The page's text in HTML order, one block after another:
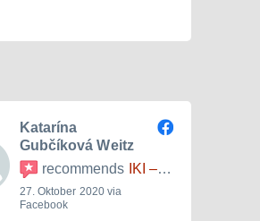
Katarína
Gubčíková Weitz
recommends
IKI – Internationales Kulturinstitut
27. Oktober 2020 via
Facebook